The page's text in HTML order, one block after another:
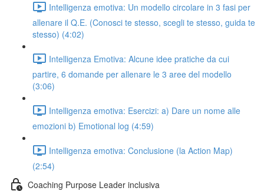
Intelligenza emotiva: Un modello circolare in 3 fasi per
allenare il Q.E. (Conosci te stesso, scegli te stesso, guida te
stesso) (4:02)
Intelligenza Emotiva: Alcune idee pratiche da cui
partire, 6 domande per allenare le 3 aree del modello
(3:06)
Intelligenza emotiva: Esercizi: a) Dare un nome alle
emozioni b) Emotional log (4:59)
Intelligenza emotiva: Conclusione (la Action Map)
(2:54)
Coaching Purpose Leader inclusiva